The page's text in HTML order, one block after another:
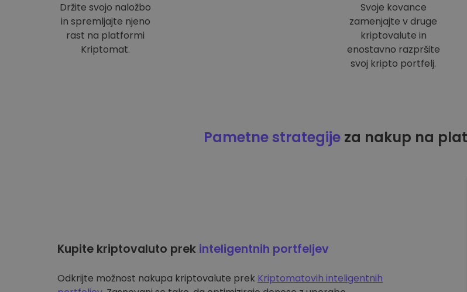
Držite svojo naložbo
in spremljajte njeno
rast na platformi
Kriptomat.
Svoje kovance
zamenjajte v druge
kriptovalute in
enostavno razpršite
svoj kripto portfelj.
Pametne strategije za nakup na
Kupite kriptovaluto prek inteligentnih portfeljev
Odkrijte možnost nakupa kriptovalute prek Kriptomatovih inteligentnih